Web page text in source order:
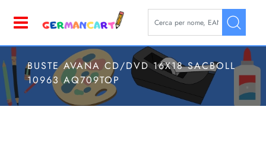
La modifica di un filtro
BUSTE AVANA CD/DVD 16X18 SACBOLL
10963 AQ709TOP